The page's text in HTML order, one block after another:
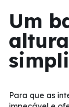
Um
Para que as